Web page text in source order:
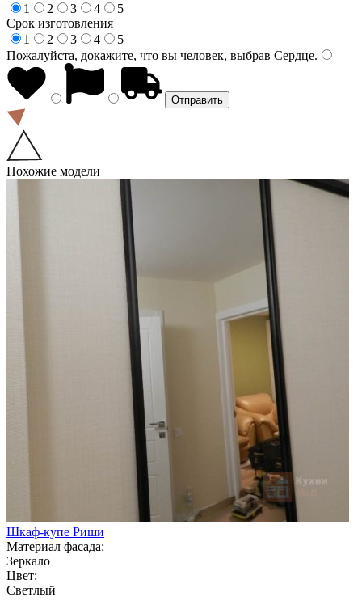
1
2 3 4
5
Срок изготовления
1
2 3 4
5
Пожалуйста, докажите, что вы человек, выбрав Сердце.
Похожие модели
Шкаф-купе Риши
Материал фасада:
Зеркало
Цвет:
Светлый